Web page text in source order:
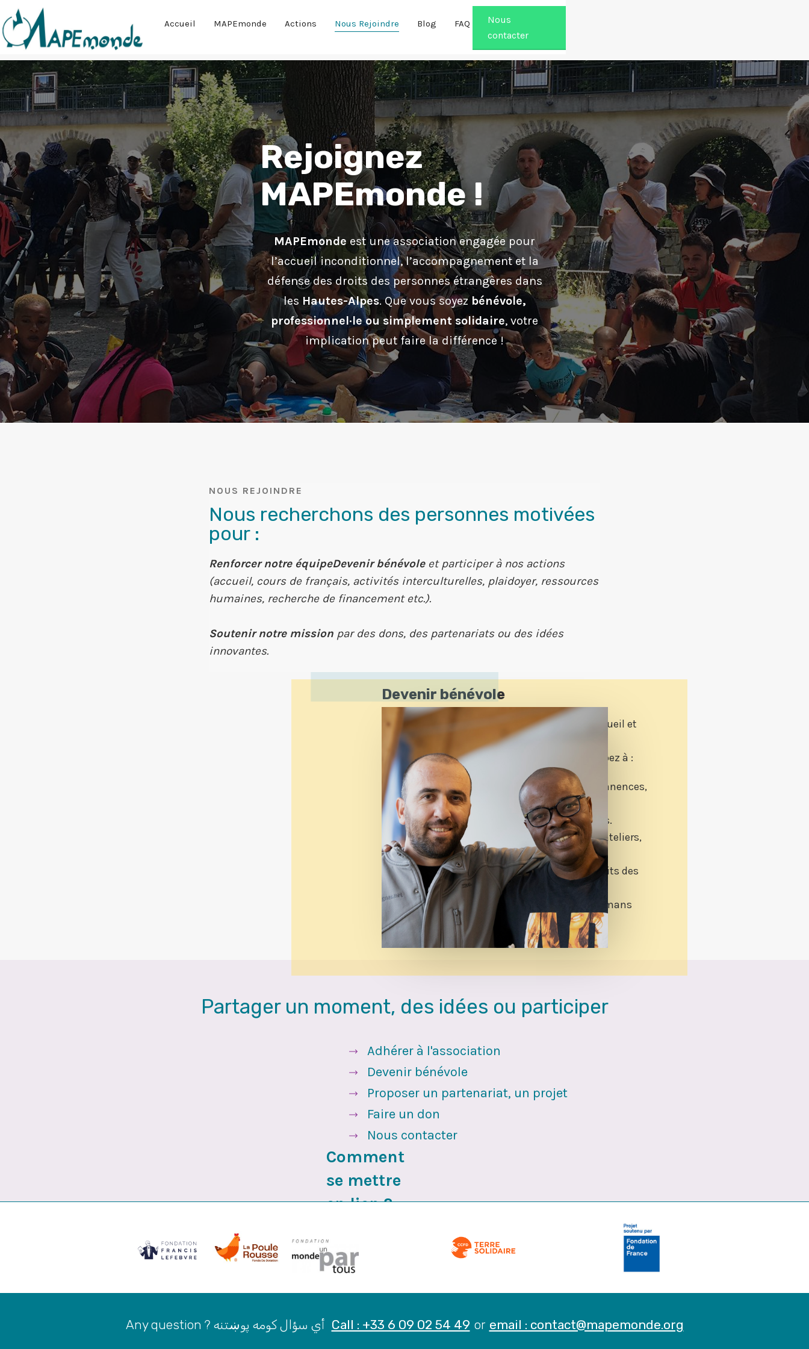
Accueil MAPEmonde Actions Nous Rejoindre Blog FAQ
Nous
contacter
Rejoignez
MAPEmonde !
MAPEmonde est une association engagée pour
l’accueil inconditionnel, l’accompagnement et la
défense des droits des personnes étrangères dans
les Hautes-Alpes. Que vous soyez bénévole,
professionnel·le ou simplement solidaire, votre
implication peut faire la différence !
NOUS REJOINDRE
Nous recherchons des personnes motivées
pour :
Renforcer notre équipeDevenir bénévoleet participer à nos actions
(accueil, cours de français, activités interculturelles, plaidoyer, ressources
humaines, recherche de financement etc.).
Soutenir notre mission par des dons, des partenariats ou des idées
innovantes.
Devenir bénévole
Vous souhaitez agir concrètement pour l’accueil et
l’intégration des personnes étrangères ?
Rejoignez notre équipe de bénévoles et participez à :
L’accueil et l’accompagnement(permanences,
aide administrative).
Les cours de français
(FLE) pour adultes.
Les activités interculturelles(sorties, ateliers,
événements).
Le plaidoyer et la sensibilisation aux droits des
étrangers.
La garde d'enfants
pendant que les mamans
assistent aux cours de FLE
Contact
Partager un moment, des idées ou participer
Adhérer à l'association
Devenir bénévole
Proposer un partenariat, un projet
Faire un don
Nous contacter
Comment
se mettre
en lien ?
Any question ? أي سؤال کومه پوښتنه Call : +33 6 09 02 54 49 or email : contact@mapemonde.org